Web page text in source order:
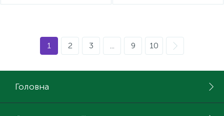
1 2 3 ... 9 10
Головна